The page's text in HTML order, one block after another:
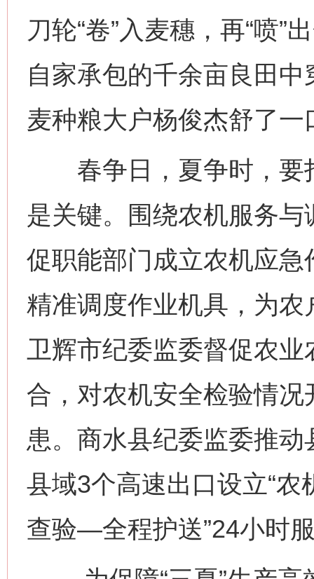
刀轮“卷”入麦穗，再“喷”
自家承包的千余亩良田
麦种粮大户杨俊杰舒了一
春争日，夏争时，要
是关键。围绕农机服务
促职能部门成立农机应
精准调度作业机具，为
卫辉市纪委监委督促农
合，对农机安全检验情
患。商水县纪委监委推
县域3个高速出口设立“
查验—全程护送”24小时